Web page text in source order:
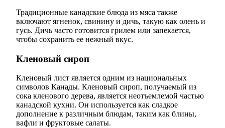
Традиционные канадские блюда из мяса также
включают ягненок, свинину и дичь, такую как олень и
гусь. Дичь часто готовится грилем или запекается,
чтобы сохранить ее нежный вкус.
Кленовый сироп
Кленовый лист является одним из национальных
символов Канады. Кленовый сироп, получаемый из
сока кленового дерева, является неотъемлемой частью
канадской кухни. Он используется как сладкое
дополнение к различным блюдам, таким как блины,
вафли и фруктовые салаты.